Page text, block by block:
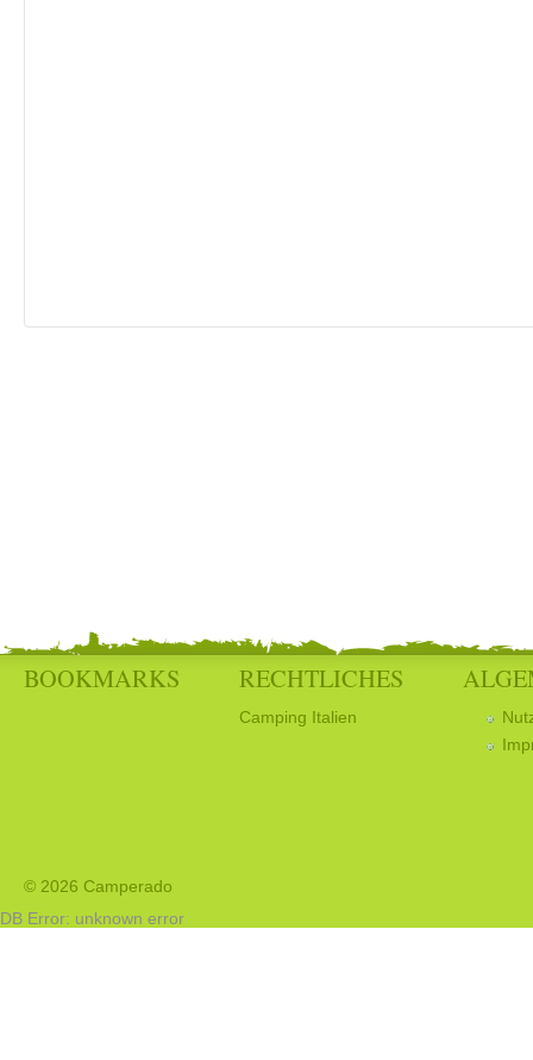
BOOKMARKS RECHTLICHES
Camping Italien
© 2026 Camperado
DB Error: unknown error